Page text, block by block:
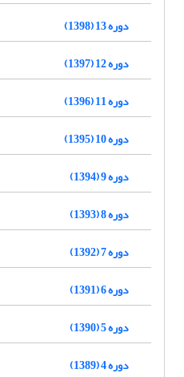
دوره 13 (1398)
دوره 12 (1397)
دوره 11 (1396)
دوره 10 (1395)
دوره 9 (1394)
دوره 8 (1393)
دوره 7 (1392)
دوره 6 (1391)
دوره 5 (1390)
دوره 4 (1389)